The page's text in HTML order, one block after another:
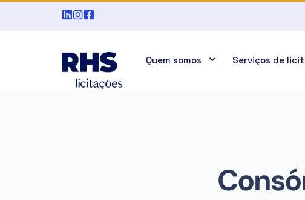
Quem somos Serviços de